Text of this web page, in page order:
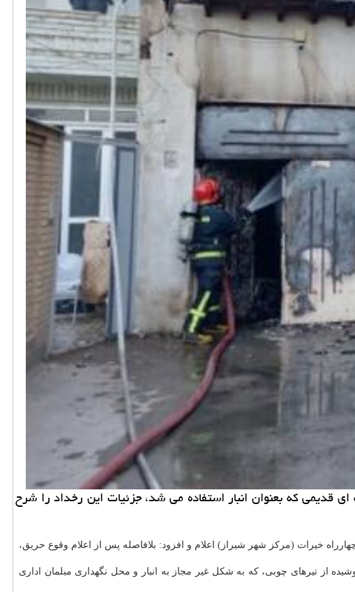
که بعنوان انبار استفاده می شد، جزئیات این رخداد را شرح
چهارشنبه ۲۹ اردیبهشت به ۱۲۵ اعلام شد، محل وقوع این حادثه را چهارراه خیرات (مرکز شهر شیراز) اعلام و افزود: بلافاصله پس از اعلام وقوع حریق،
داشت: در این حادثه خانه ای قدیمی به مساحت ۳۰۰ متر با سقف شیروانی و پوشیده از تیرهای چوبی، که به شکل غیر مجاز به انبار و محل نگهداری مبلمان اداری